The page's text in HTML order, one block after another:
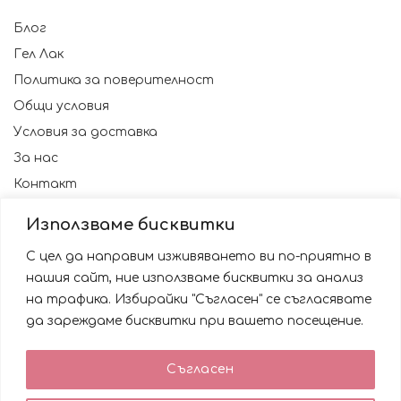
Използваме бисквитки
С цел да направим изживяването ви по-приятно в
нашия сайт, ние използваме бисквитки за анализ
на трафика. Избирайки "Съгласен" се съгласявате
да зареждаме бисквитки при вашето посещение.
Съгласен
Блог
Гел Лак
Политика за поверителност
Общи условия
Условия за доставка
За нас
Контакт
© 2023 NAILSBG. Всички права запазени
Използваме бисквитки за да подобрим вашата
работа със сайта. Като ползвате сайта Вие се
съгласявате с използването им.